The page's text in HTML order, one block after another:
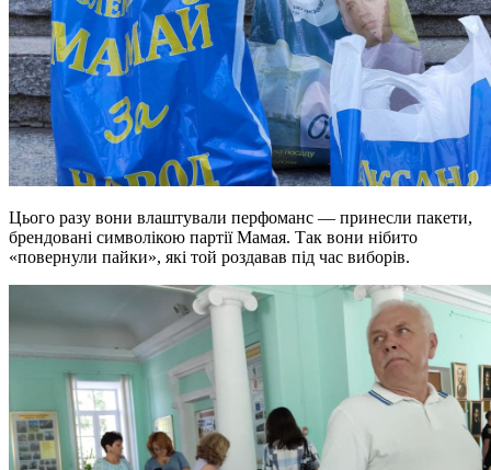
Цього разу вони влаштували перфоманс — принесли пакети,
брендовані символікою партії Мамая. Так вони нібито
«повернули пайки», які той роздавав під час виборів.